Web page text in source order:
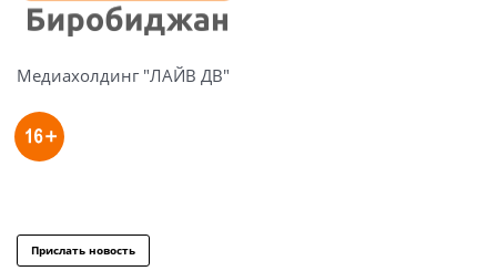
Медиахолдинг "ЛАЙВ ДВ"
Прислать новость